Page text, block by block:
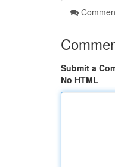
Submit a
No HTML